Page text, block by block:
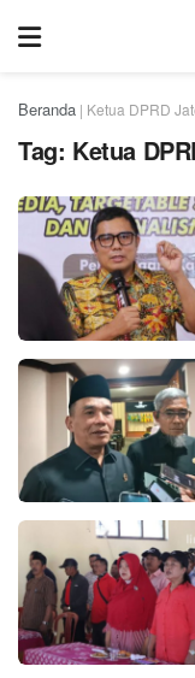
Beranda | Ketua DPRD
Tag: Ketua